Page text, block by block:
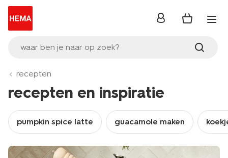
waar ben je naar op zoek?
inloggen
recepten
recepten en inspiratie
pumpkin spice latte guacamole maken